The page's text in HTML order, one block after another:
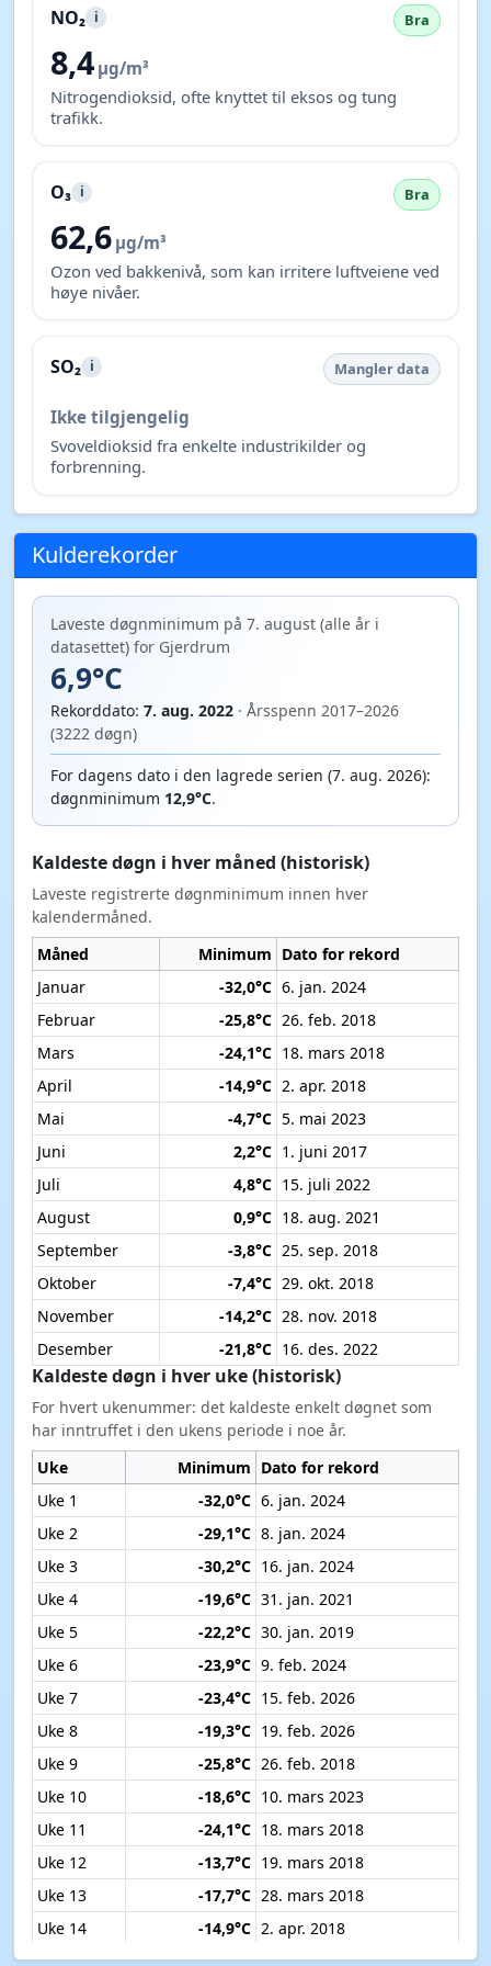
NO₂ i Bra
8,4 µg/m³
Nitrogendioksid, ofte knyttet til eksos og tung
trafikk.
O₃ i Bra
62,6 µg/m³
Ozon ved bakkenivå, som kan irritere luftveiene ved
høye nivåer.
SO₂ i Mangler data
Ikke tilgjengelig
Svoveldioksid fra enkelte industrikilder og
forbrenning.
Kulderekorder
Laveste døgnminimum på 7. august (alle år i
datasettet) for Gjerdrum
6,9°C
Rekorddato: 7. aug. 2022 · Årsspenn 2017–2026
(3222 døgn)
For dagens dato i den lagrede serien (7. aug. 2026):
døgnminimum 12,9°C.
Kaldeste døgn i hver måned (historisk)
Laveste registrerte døgnminimum innen hver
kalendermåned.
Måned
Minimum Dato for rekord
Januar
-32,0°C 6. jan. 2024
Februar
-25,8°C 26. feb. 2018
Mars
-24,1°C 18. mars 2018
April
-14,9°C 2. apr. 2018
Mai
-4,7°C 5. mai 2023
Juni
2,2°C 1. juni 2017
Juli
4,8°C 15. juli 2022
August
0,9°C 18. aug. 2021
September
-3,8°C 25. sep. 2018
Oktober
-7,4°C 29. okt. 2018
November
-14,2°C 28. nov. 2018
Desember
-21,8°C 16. des. 2022
Kaldeste døgn i hver uke (historisk)
For hvert ukenummer: det kaldeste enkelt døgnet som
har inntruffet i den ukens periode i noe år.
Uke
Minimum Dato for rekord
Uke 1
-32,0°C 6. jan. 2024
Uke 2
-29,1°C 8. jan. 2024
Uke 3
-30,2°C 16. jan. 2024
Uke 4
-19,6°C 31. jan. 2021
Uke 5
-22,2°C 30. jan. 2019
Uke 6
-23,9°C 9. feb. 2024
Uke 7
-23,4°C 15. feb. 2026
Uke 8
-19,3°C 19. feb. 2026
Uke 9
-25,8°C 26. feb. 2018
Uke 10
-18,6°C 10. mars 2023
Uke 11
-24,1°C 18. mars 2018
Uke 12
-13,7°C 19. mars 2018
Uke 13
-17,7°C 28. mars 2018
Uke 14
-14,9°C 2. apr. 2018
Uke 15
-7,8°C 12. apr. 2019